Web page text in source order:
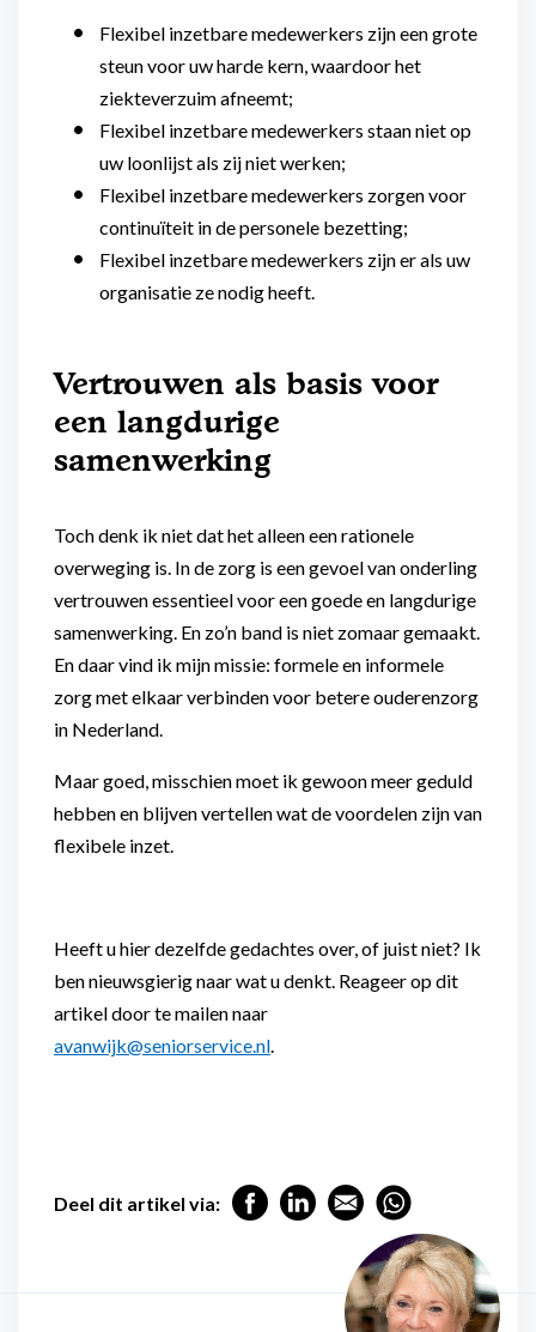
Flexibel inzetbare medewerkers zijn een grote
steun voor uw harde kern, waardoor het
ziekteverzuim afneemt;
Flexibel inzetbare medewerkers staan niet op
uw loonlijst als zij niet werken;
Flexibel inzetbare medewerkers zorgen voor
continuïteit in de personele bezetting;
Flexibel inzetbare medewerkers zijn er als uw
organisatie ze nodig heeft.
Vertrouwen als basis voor
een langdurige
samenwerking
Toch denk ik niet dat het alleen een rationele
overweging is. In de zorg is een gevoel van onderling
vertrouwen essentieel voor een goede en langdurige
samenwerking. En zo’n band is niet zomaar gemaakt.
En daar vind ik mijn missie: formele en informele
zorg met elkaar verbinden voor betere ouderenzorg
in Nederland.
Maar goed, misschien moet ik gewoon meer geduld
hebben en blijven vertellen wat de voordelen zijn van
flexibele inzet.
Heeft u hier dezelfde gedachtes over, of juist niet? Ik
ben nieuwsgierig naar wat u denkt. Reageer op dit
artikel door te mailen naar
avanwijk@seniorservice.nl.
Deel dit artikel via: